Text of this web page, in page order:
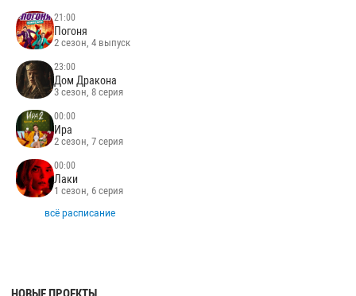
21:00
Погоня
2 сезон, 4 выпуск
23:00
Дом Дракона
3 сезон, 8 серия
00:00
Ира
2 сезон, 7 серия
00:00
Лаки
1 сезон, 6 серия
всё расписание